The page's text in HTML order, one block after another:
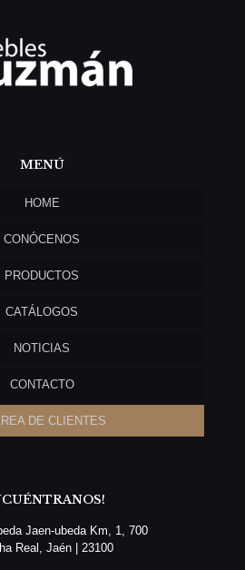
MENÚ
HOME
CONÓCENOS
PRODUCTOS
CATÁLOGOS
NOTICIAS
CONTACTO
DE CLIENTES
Jaen-ubeda Km, 1, 700
Real, Jaén | 23100